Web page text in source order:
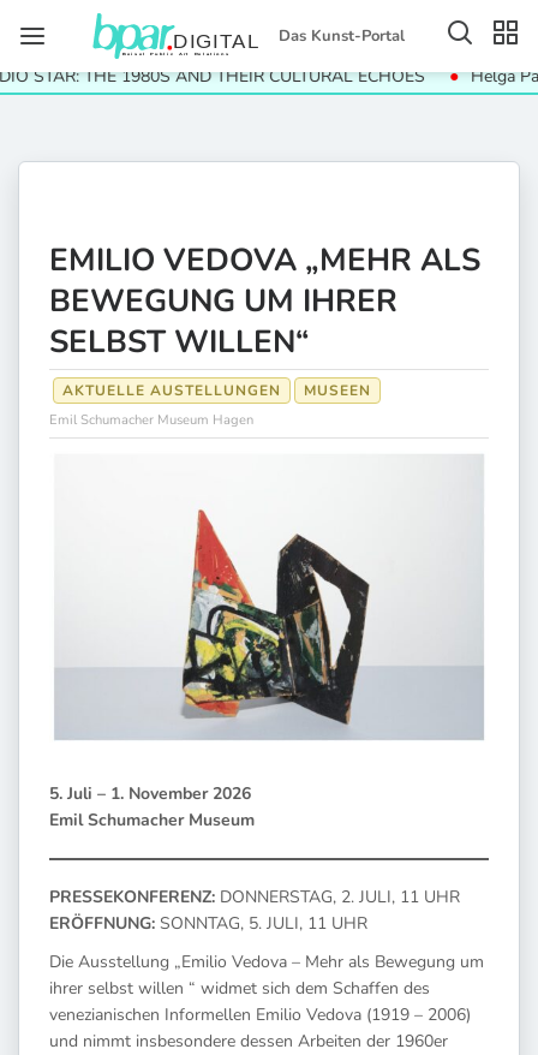
Das Kunst-Portal
THE 1980S AND THEIR CULTURAL ECHOES Helga Paris.
EMILIO VEDOVA „MEHR ALS
BEWEGUNG UM IHRER
SELBST WILLEN“
AKTUELLE AUSTELLUNGEN MUSEEN
Emil Schumacher Museum Hagen
5. Juli – 1. November 2026
Emil Schumacher Museum
PRESSEKONFERENZ: DONNERSTAG, 2. JULI, 11 UHR
ERÖFFNUNG: SONNTAG, 5. JULI, 11 UHR
Die Ausstellung „Emilio Vedova – Mehr als Bewegung um
ihrer selbst willen “ widmet sich dem Schaffen des
venezianischen Informellen Emilio Vedova (1919 – 2006)
und nimmt insbesondere dessen Arbeiten der 1960er